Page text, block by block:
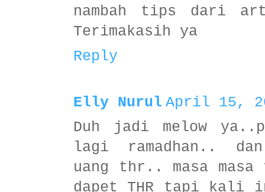
nambah tips dari
Terimakasih ya
Reply
Elly Nurul April 15,
Duh jadi melow
lagi ramadhan..
uang thr.. masa masa
dapet THR tapi kali